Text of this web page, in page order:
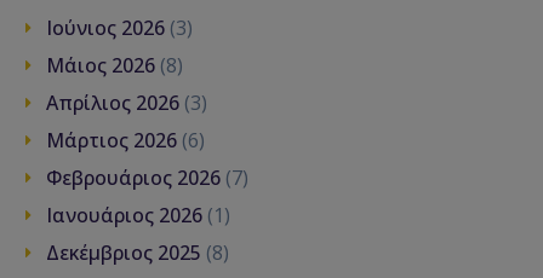
Ιούνιος 2026 (3)
Μάιος 2026 (8)
Απρίλιος 2026 (3)
Μάρτιος 2026 (6)
Φεβρουάριος 2026 (7)
Ιανουάριος 2026 (1)
Δεκέμβριος 2025 (8)